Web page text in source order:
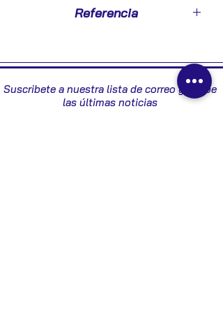
Referencia
Suscribete a nuestra lista de correo y recibe
las últimas noticias